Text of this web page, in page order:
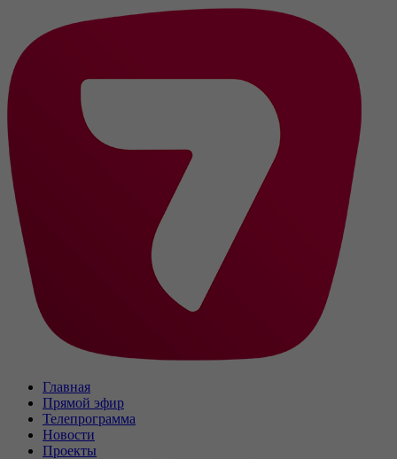
Главная
Прямой эфир
Телепрограмма
Новости
Проекты